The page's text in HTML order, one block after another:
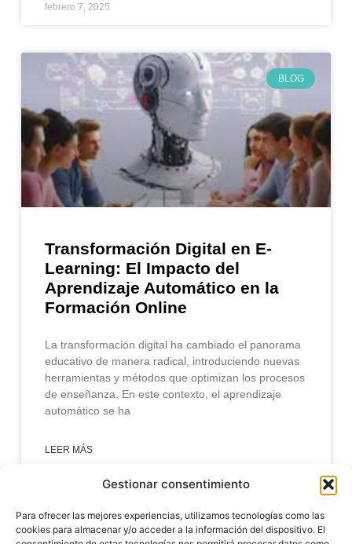
Gestionar consentimiento
Para ofrecer las mejores experiencias, utilizamos tecnologías como las
cookies para almacenar y/o acceder a la información del dispositivo. El
febrero 7, 2025
BLOG
Transformación Digital en E-
Learning: El Impacto del
Aprendizaje Automático en la
Formación Online
La transformación digital ha cambiado el panorama
educativo de manera radical, introduciendo nuevas
herramientas y métodos que optimizan los procesos
de enseñanza. En este contexto, el aprendizaje
automático se ha
LEER MÁS
enero 31, 2025